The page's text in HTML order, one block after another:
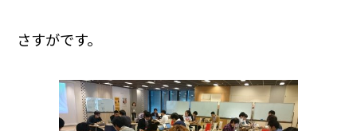
さすがです。